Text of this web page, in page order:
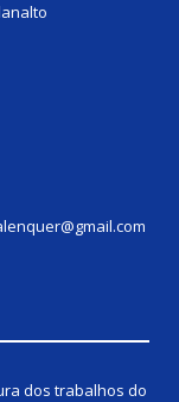
dos trabalhos do